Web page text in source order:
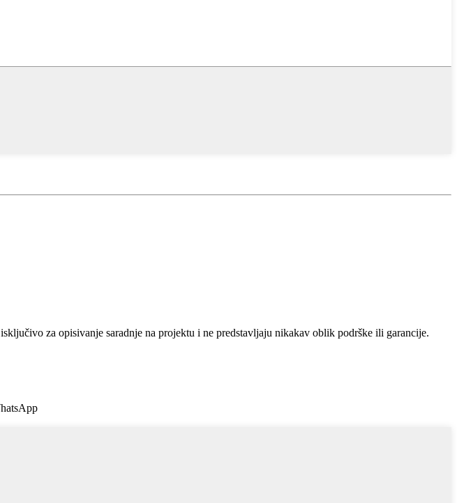
za opisivanje saradnje na projektu i ne predstavljaju nikakav oblik podrške ili garancije.